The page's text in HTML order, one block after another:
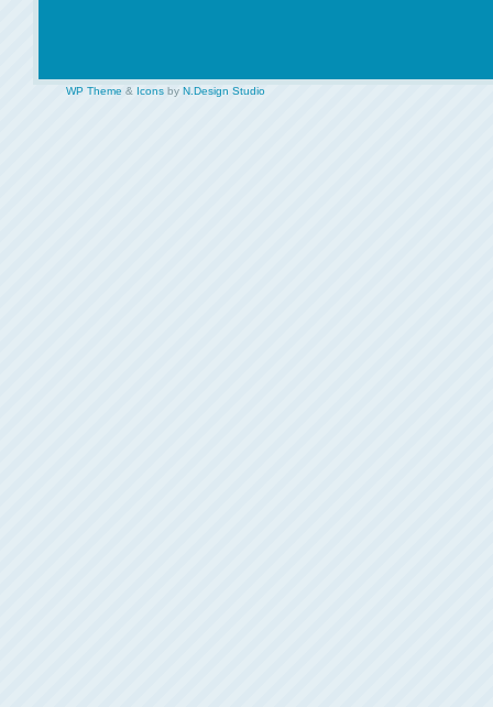
WP Theme & Icons by N.Design Studio